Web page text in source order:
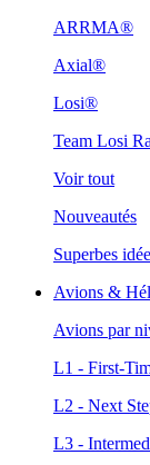
ARRMA®
Axial®
Losi®
Team Losi
Voir tout
Nouveautés
Superbes
Avions &
Avions par
L1 - First-
L2 - Next
L3 -